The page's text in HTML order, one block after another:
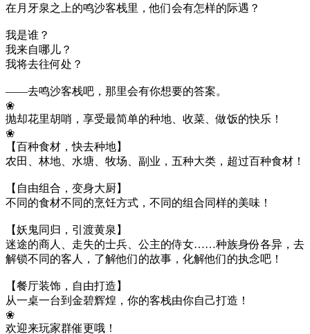
在月牙泉之上的鸣沙客栈里，他们会有怎样的际遇？
我是谁？
我来自哪儿？
我将去往何处？
——去鸣沙客栈吧，那里会有你想要的答案。
❀
抛却花里胡哨，享受最简单的种地、收菜、做饭的快乐！
❀
【百种食材，快去种地】
农田、林地、水塘、牧场、副业，五种大类，超过百种食材！
【自由组合，变身大厨】
不同的食材不同的烹饪方式，不同的组合同样的美味！
【妖鬼同归，引渡黄泉】
迷途的商人、走失的士兵、公主的侍女……种族身份各异，去
解锁不同的客人，了解他们的故事，化解他们的执念吧！
【餐厅装饰，自由打造】
从一桌一台到金碧辉煌，你的客栈由你自己打造！
❀
欢迎来玩家群催更哦！